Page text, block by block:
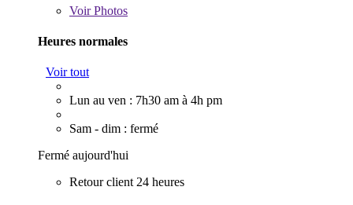
VoirPhotos
Heures normales
Voir tout
Lun au ven : 7h30 am à 4h pm
Sam - dim : fermé
Fermé aujourd'hui
Retour client 24 heures